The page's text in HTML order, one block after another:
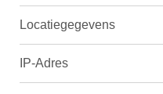
Locatiegegevens
IP-Adres